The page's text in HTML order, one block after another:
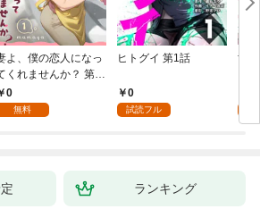
よ、僕の恋人になっ
くれませんか？ 第1
0
無料
ヒトグイ 第1話
0
試読フル
世
ランキング